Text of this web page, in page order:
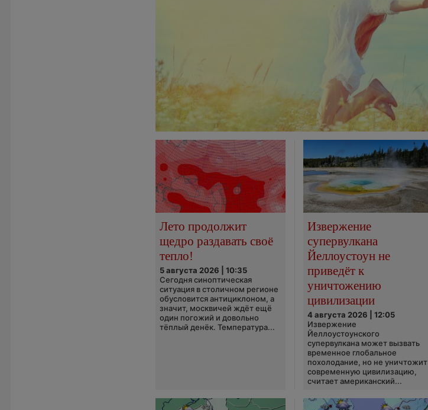
Лето продолжит
щедро раздавать своё
тепло!
5 августа 2026 | 10:35
Сегодня синоптическая
ситуация в столичном регионе
обусловится антициклоном, а
значит, москвичей ждёт ещё
один погожий и довольно
тёплый денёк. Температура...
Извержение
супервулкана
Йеллоустоун не
приведёт к
уничтожению
цивилизации
4 августа 2026 | 12:05
Извержение
Йеллоустоунского
супервулкана может вызвать
временное глобальное
похолодание, но не уничтожит
современную цивилизацию,
считает американский...